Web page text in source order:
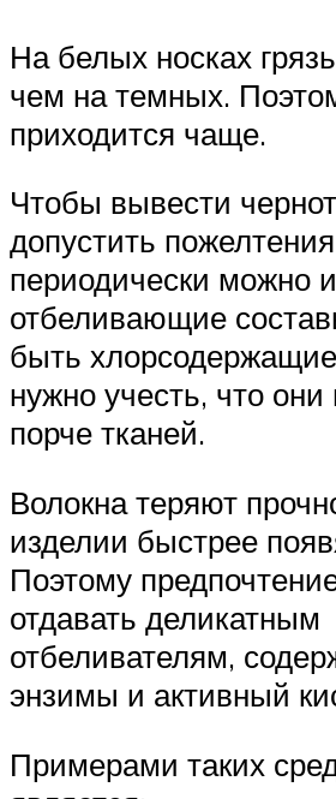
На белых носках
чем на темных.
приходится чаще.
Чтобы вывести
допустить
периодически можно
отбеливающие
быть
нужно учесть, что они
порче тканей.
Волокна теряют
изделии быстрее
Поэтому
отдавать деликатным
отбеливателям,
энзимы и активный
Примерами таких